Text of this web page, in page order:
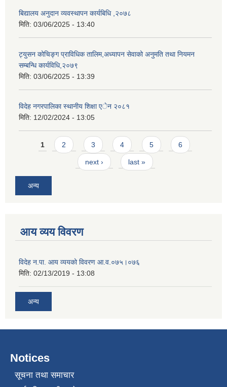
बिद्यालय अनुदान व्यवस्थापन कार्यबिधि ,२०७८
मिति: 03/06/2025 - 13:40
ट्युसन कोचिङ्ग प्राविधिक तालिम,अध्यापन सेवाको अनुमति तथा नियमन
सम्बन्धि कार्यविधि,२०७९
मिति: 03/06/2025 - 13:39
विदेह नगरपालिका स्थानीय शिक्षा एेन २०८१
मिति: 12/02/2024 - 13:05
Pages
1 2 3 4 5 6
next › last »
अन्य
आय व्यय विवरण
विदेह न.पा. आय व्ययको विवरण आ.व.०७५।०७६
मिति: 02/13/2019 - 13:08
अन्य
Notices
सूचना तथा समाचार